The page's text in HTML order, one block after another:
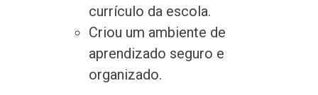
currículo da escola.
Criou um ambiente de
aprendizado seguro e
organizado.